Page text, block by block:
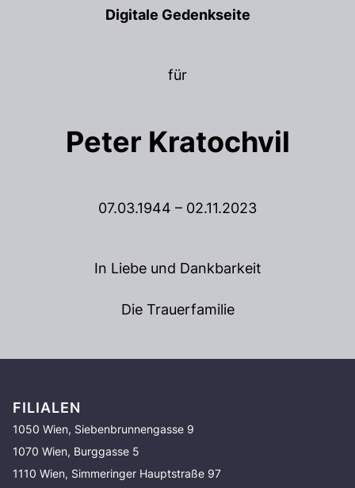
Digitale Gedenkseite
für
Peter Kratochvil
07.03.1944 – 02.11.2023
In Liebe und Dankbarkeit
Die Trauerfamilie
FILIALEN
1050 Wien, Siebenbrunnengasse 9
1070 Wien, Burggasse 5
1110 Wien, Simmeringer Hauptstraße 97